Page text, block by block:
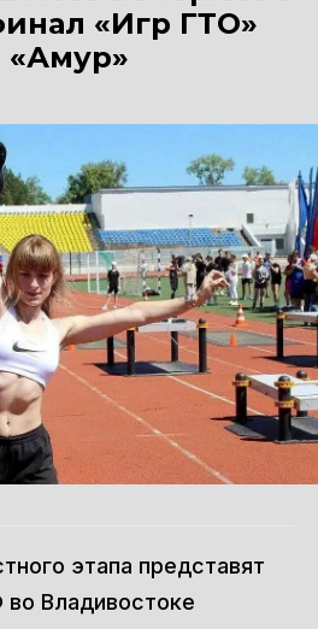
«Игр ГТО»
«Амур»
этапа представят
Владивостоке